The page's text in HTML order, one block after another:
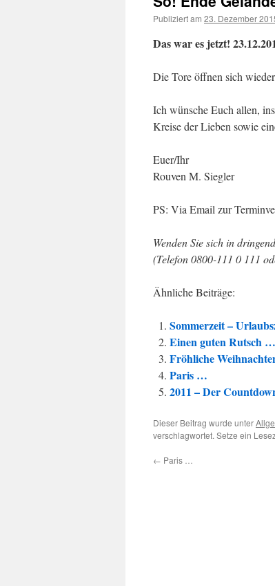
Publiziert am 23. Dezember
Das war es jetzt!
Die Tore öffnen sich
Ich wünsche Euch allen,
Kreise der Lieben sowie
Euer/Ihr
Rouven M. Siegler
PS: Via Email zur
Wenden Sie sich in
(Telefon 0800-111 0 111
Ähnliche Beiträge:
Sommerzeit –
Einen guten Rutsch …
Fröhliche
Paris …
2011 – Der
Dieser Beitrag wurde unter
verschlagwortet. Setze ein
← Paris …